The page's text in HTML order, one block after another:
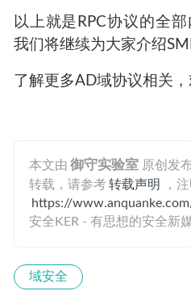
以上就是RPC协议的全
我们将继续为大家介绍
了解更多AD域协议相关
本文由 御守实验室 原创发
转载，请参考 转载声明
，
https://
安全KER - 有思想的安全新
域安全